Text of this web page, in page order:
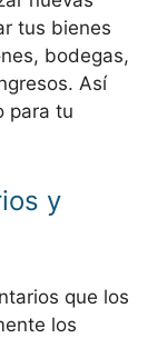
tus bienes
bodegas,
Así
para tu
y
que los
los